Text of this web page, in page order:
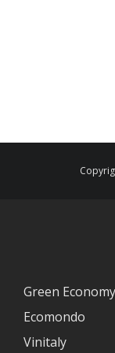
Green Economy
Ecomondo
Vinitaly